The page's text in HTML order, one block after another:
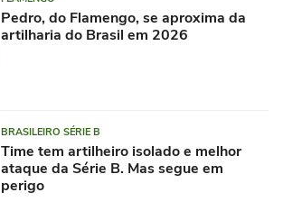
Pedro, do Flamengo, se aproxima da
artilharia do Brasil em 2026
BRASILEIRO SÉRIE B
Time tem artilheiro isolado e melhor
ataque da Série B. Mas segue em
perigo